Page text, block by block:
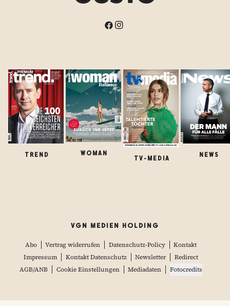
TREND WOMAN
TV-MEDIA
NEWS
VGN MEDIEN HOLDING
Abo Vertrag widerrufen Datenschutz-Policy
Kontakt
Impressum
Kontakt Datenschutz Newsletter
Redirect
AGB/ANB
Cookie Einstellungen Mediadaten Fotocredits